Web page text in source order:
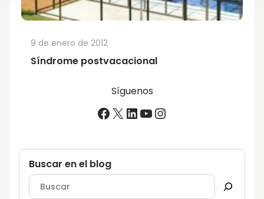
Síndrome postvacacional
9 de enero de 2012
Síguenos
Facebook
X LinkedIn
YouTube
Instagram
Buscar en el blog